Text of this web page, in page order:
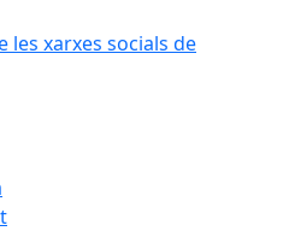
les xarxes socials de